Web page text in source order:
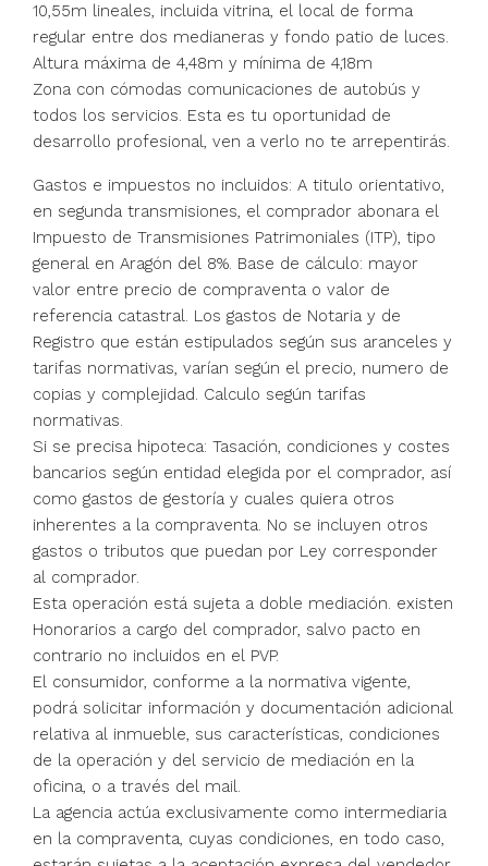
10,55m lineales, incluida vitrina, el local de forma
regular entre dos medianeras y fondo patio de luces.
Altura máxima de 4,48m y mínima de 4,18m
Zona con cómodas comunicaciones de autobús y
todos los servicios. Esta es tu oportunidad de
desarrollo profesional, ven a verlo no te arrepentirás.
Gastos e impuestos no incluidos: A titulo orientativo,
en segunda transmisiones, el comprador abonara el
Impuesto de Transmisiones Patrimoniales (ITP), tipo
general en Aragón del 8%. Base de cálculo: mayor
valor entre precio de compraventa o valor de
referencia catastral. Los gastos de Notaria y de
Registro que están estipulados según sus aranceles y
tarifas normativas, varían según el precio, numero de
copias y complejidad. Calculo según tarifas
normativas.
Si se precisa hipoteca: Tasación, condiciones y costes
bancarios según entidad elegida por el comprador, así
como gastos de gestoría y cuales quiera otros
inherentes a la compraventa. No se incluyen otros
gastos o tributos que puedan por Ley corresponder
al comprador.
Esta operación está sujeta a doble mediación. existen
Honorarios a cargo del comprador, salvo pacto en
contrario no incluidos en el PVP.
El consumidor, conforme a la normativa vigente,
podrá solicitar información y documentación adicional
relativa al inmueble, sus características, condiciones
de la operación y del servicio de mediación en la
oficina, o a través del mail.
La agencia actúa exclusivamente como intermediaria
en la compraventa, cuyas condiciones, en todo caso,